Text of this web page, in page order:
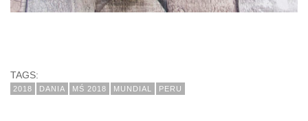
TAGS:
2018 DANIA MŚ 2018 MUNDIAL PERU